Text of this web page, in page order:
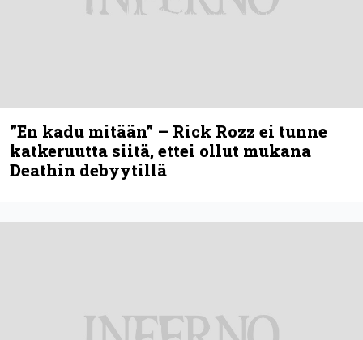
”En kadu mitään” – Rick Rozz ei tunne
katkeruutta siitä, ettei ollut mukana
Deathin debyytillä